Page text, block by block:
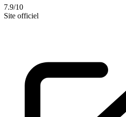
7.9/10
Site officiel